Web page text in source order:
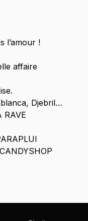
l’amour !
affaire
Djebril…
RAVE